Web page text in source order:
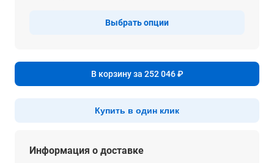
Выбрать опции
В корзину за 252 046 ₽
Купить в один клик
Информация о доставке